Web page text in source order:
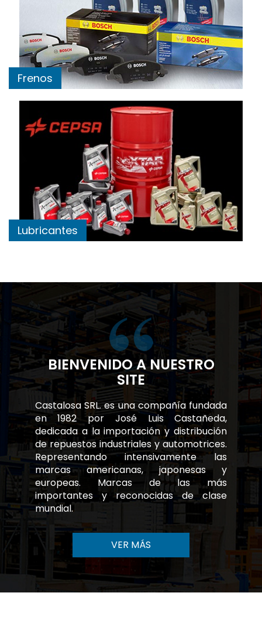
Frenos
Lubricantes
BIENVENIDO A NUESTRO
SITE
Castalosa SRL. es una compañía fundada
en 1982 por José Luis Castañeda,
dedicada a la importación y distribución
de repuestos industriales y automotrices.
Representando intensivamente las
marcas americanas, japonesas y
europeas. Marcas de las más
importantes y reconocidas de clase
mundial.
VER MÁS